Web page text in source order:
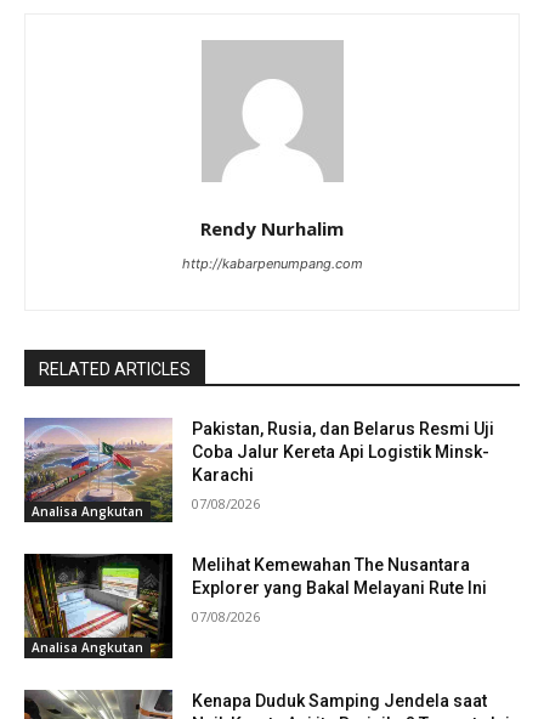
Rendy Nurhalim
http://kabarpenumpang.com
RELATED ARTICLES
Analisa Angkutan
Pakistan, Rusia, dan Belarus Resmi Uji
Coba Jalur Kereta Api Logistik Minsk-
Karachi
07/08/2026
Analisa Angkutan
Melihat Kemewahan The Nusantara
Explorer yang Bakal Melayani Rute Ini
07/08/2026
Kenapa Duduk Samping Jendela saat